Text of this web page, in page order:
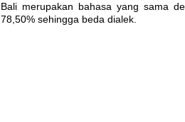
Bali merupakan bahasa yang sama
78,50% sehingga beda dialek.